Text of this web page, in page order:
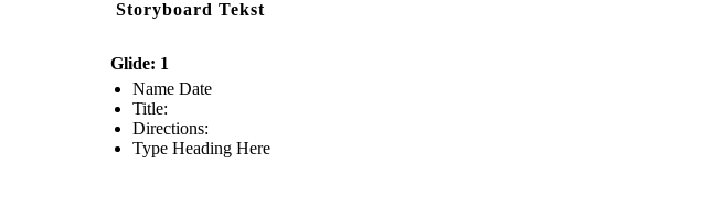
Storyboard Tekst
Glide: 1
Name Date
Title:
Directions:
Type Heading Here